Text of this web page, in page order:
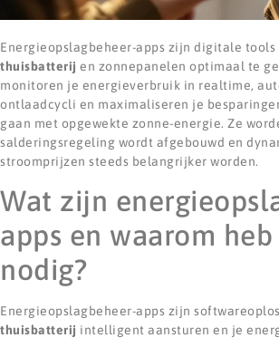
Energieopslagbeheer-apps zijn digitale
thuisbatterij en zonnepanelen optimaal te
monitoren je energieverbruik in realtime,
ontlaadcycli en maximaliseren je
gaan met opgewekte zonne-energie. Ze
salderingsregeling wordt afgebouwd en
stroomprijzen steeds belangrijker worden.
Wat zijn
apps en waarom
nodig?
Energieopslagbeheer-apps zijn
thuisbatterij intelligent aansturen en je